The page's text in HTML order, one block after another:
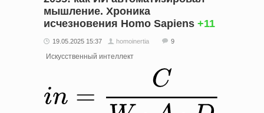
мышление. Хроника
исчезновения Homo Sapiens +11
19.05.2025 15:37 homoinertia 9
Искусственный интеллект